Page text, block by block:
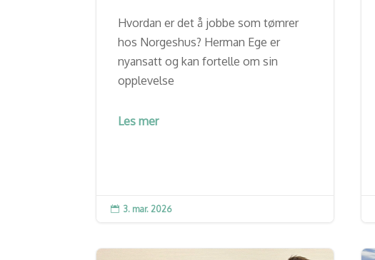
Hvordan er det å jobbe som tømrer
hos Norgeshus? Herman Ege er
nyansatt og kan fortelle om sin
opplevelse
Les mer
 3. mar. 2026